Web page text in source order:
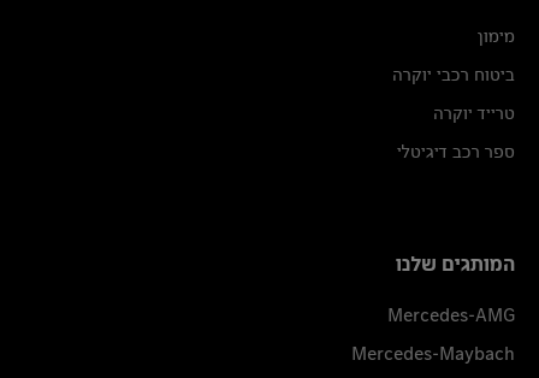
מימון
ביטוח רכבי יוקרה
טרייד יוקרה
ספר רכב דיגיטלי
המותגים שלנו
Mercedes-AMG
Mercedes-Maybach